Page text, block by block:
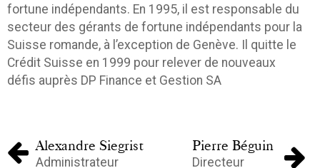
fortune indépendants. En 1995, il est responsable du
secteur des gérants de fortune indépendants pour la
Suisse romande, à l’exception de Genève. Il quitte le
Crédit Suisse en 1999 pour relever de nouveaux
défis auprès DP Finance et Gestion SA
Pierre Béguin
Directeur
Alexandre Siegrist
Administrateur